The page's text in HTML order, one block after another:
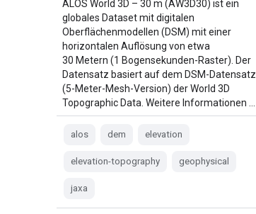
ALOS World 3D – 30 m (AW3D30) ist ein
globales Dataset mit digitalen
Oberflächenmodellen (DSM) mit einer
horizontalen Auflösung von etwa
30 Metern (1 Bogensekunden-Raster). Der
Datensatz basiert auf dem DSM-Datensatz
(5-Meter-Mesh-Version) der World 3D
Topographic Data. Weitere Informationen …
alos dem elevation
elevation-topography geophysical
jaxa